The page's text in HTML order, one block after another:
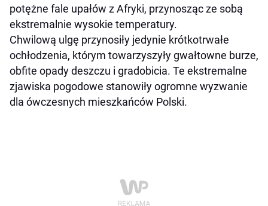
potężne fale upałów z Afryki, przynosząc ze sobą
ekstremalnie wysokie temperatury.
Chwilową ulgę przynosiły jedynie krótkotrwałe
ochłodzenia, którym towarzyszyły gwałtowne burze,
obfite opady deszczu i gradobicia. Te ekstremalne
zjawiska pogodowe stanowiły ogromne wyzwanie
dla ówczesnych mieszkańców Polski.